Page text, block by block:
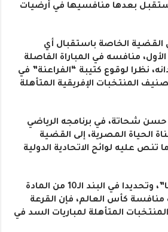
بعدها منافسيها في أرضيات
القضية الخاصة باستقبال أي
منافسه في المباراة الفاصلة
نظرا لوقوع كتيبة “الفراعنة” في
المنتخبات الإفريقية المتأهلة
حسن شحاتة، في برنامجه الرياضي
الحياة المصرية، إلى القضية
عليه لوائح الاتحادية الدولية
وبحسب لوائح الـ”فيفا”، وتحديدا في البند الـ10 من المادة
منافسة كأس العالم، فإن القرعة
المتأهلة لمباريات السد في